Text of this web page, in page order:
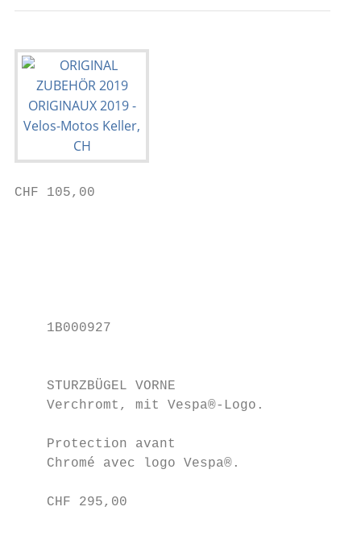
CHF 105,00
    1B000927
    STURZBÜGEL VORNE
    Verchromt, mit Vespa®-Logo.
    Protection avant
    Chromé avec logo Vespa®.
    CHF 295,00